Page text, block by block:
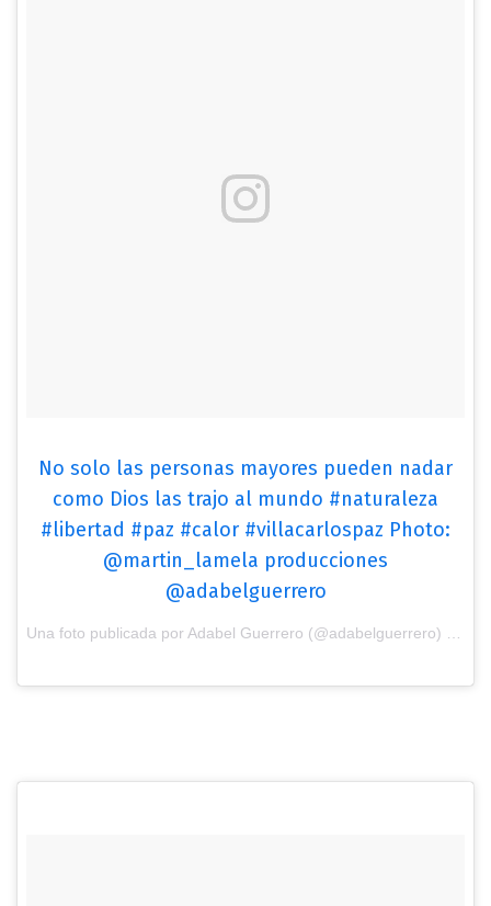
No solo las personas mayores pueden nadar
como Dios las trajo al mundo #naturaleza
#libertad #paz #calor #villacarlospaz Photo:
@martin_lamela producciones
@adabelguerrero